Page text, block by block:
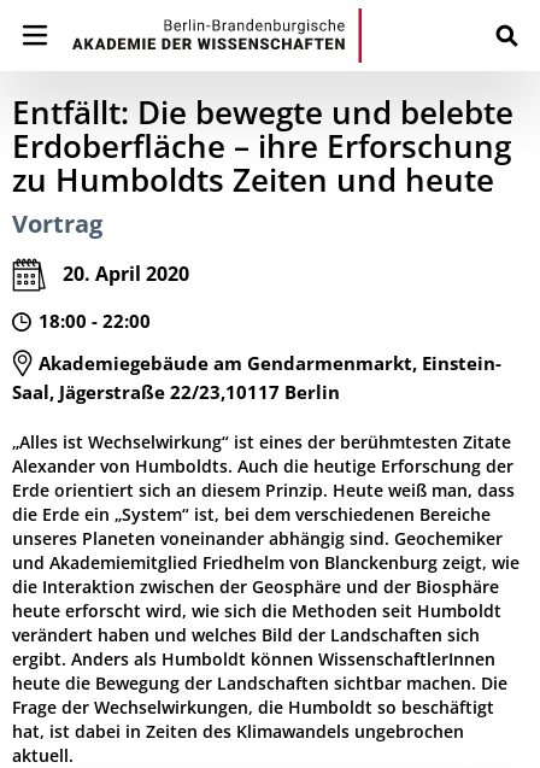
Entfällt: Die bewegte und belebte
Erdoberfläche – ihre Erforschung
zu Humboldts Zeiten und heute
Vortrag
20. April 2020
18:00 - 22:00
Akademiegebäude am Gendarmenmarkt, Einstein-
Saal, Jägerstraße 22/23,10117 Berlin
„Alles ist Wechselwirkung“ ist eines der berühmtesten Zitate
Alexander von Humboldts. Auch die heutige Erforschung der
Erde orientiert sich an diesem Prinzip. Heute weiß man, dass
die Erde ein „System“ ist, bei dem verschiedenen Bereiche
unseres Planeten voneinander abhängig sind. Geochemiker
und Akademiemitglied Friedhelm von Blanckenburg zeigt, wie
die Interaktion zwischen der Geosphäre und der Biosphäre
heute erforscht wird, wie sich die Methoden seit Humboldt
verändert haben und welches Bild der Landschaften sich
ergibt. Anders als Humboldt können WissenschaftlerInnen
heute die Bewegung der Landschaften sichtbar machen. Die
Frage der Wechselwirkungen, die Humboldt so beschäftigt
hat, ist dabei in Zeiten des Klimawandels ungebrochen
aktuell.